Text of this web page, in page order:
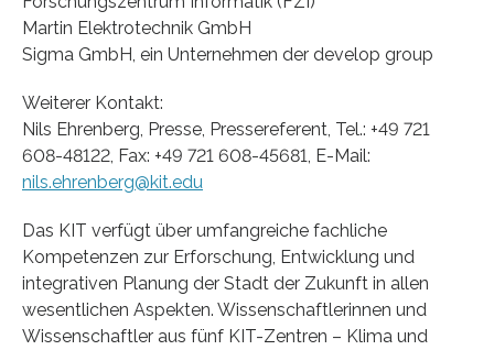
Martin Elektrotechnik GmbH
Sigma GmbH, ein Unternehmen der develop group
Weiterer Kontakt:
Nils Ehrenberg, Presse, Pressereferent, Tel.: +49 721
608-48122, Fax: +49 721 608-45681, E-Mail:
nils.ehrenberg@kit.edu
Das KIT verfügt über umfangreiche fachliche
Kompetenzen zur Erforschung, Entwicklung und
integrativen Planung der Stadt der Zukunft in allen
wesentlichen Aspekten. Wissenschaftlerinnen und
Wissenschaftler aus fünf KIT-Zentren – Klima und